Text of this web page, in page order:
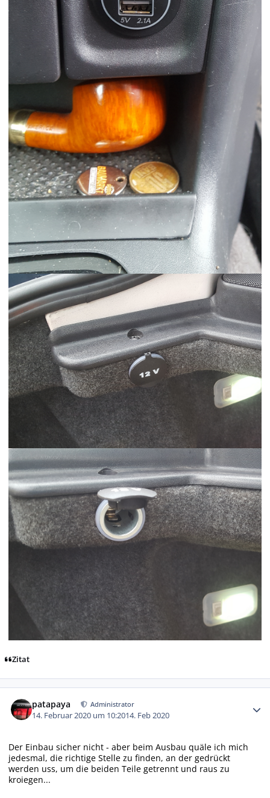
Zitat
patapaya Administrator
14. Februar 2020 um 10:2014. Feb 2020
Der Einbau sicher nicht - aber beim Ausbau quäle ich mich
jedesmal, die richtige Stelle zu finden, an der gedrückt
werden uss, um die beiden Teile getrennt und raus zu
kroiegen...